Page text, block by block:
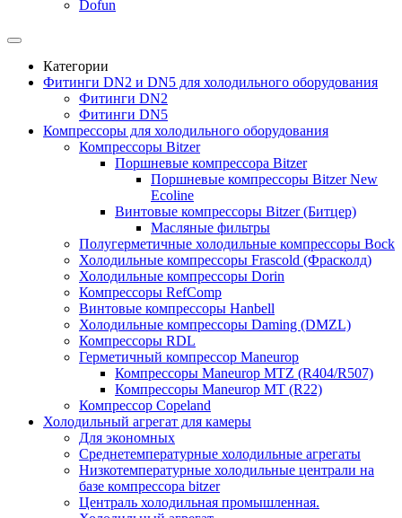
Dofun
Категории
Фитинги DN2 и DN5 для холодильного оборудования
Фитинги DN2
Фитинги DN5
Компрессоры для холодильного оборудования
Компрессоры Bitzer
Поршневые компрессора Bitzer
Поршневые компрессоры Bitzer New
Ecoline
Винтовые компрессоры Bitzer (Битцер)
Масляные фильтры
Полугерметичные холодильные компрессоры Bock
Холодильные компрессоры Frascold (Фрасколд)
Холодильные компрессоры Dorin
Компрессоры RefComp
Винтовые компрессоры Hanbell
Холодильные компрессоры Daming (DMZL)
Компрессоры RDL
Герметичный компрессор Maneurop
Компрессоры Maneurop MTZ (R404/R507)
Компрессоры Maneurop MT (R22)
Компрессор Copeland
Холодильный агрегат для камеры
Для экономных
Среднетемпературные холодильные агрегаты
Низкотемпературные холодильные централи на
базе компрессора bitzer
Централь холодильная промышленная.